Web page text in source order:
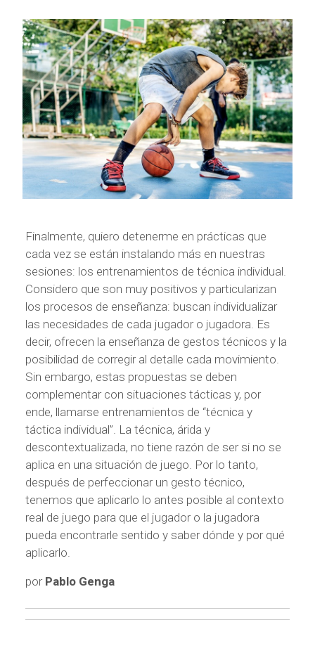
Finalmente, quiero detenerme en prácticas que
cada vez se están instalando más en nuestras
sesiones: los entrenamientos de técnica individual.
Considero que son muy positivos y particularizan
los procesos de enseñanza: buscan individualizar
las necesidades de cada jugador o jugadora. Es
decir, ofrecen la enseñanza de gestos técnicos y la
posibilidad de corregir al detalle cada movimiento.
Sin embargo, estas propuestas se deben
complementar con situaciones tácticas y, por
ende, llamarse entrenamientos de “técnica y
táctica individual”. La técnica, árida y
descontextualizada, no tiene razón de ser si no se
aplica en una situación de juego. Por lo tanto,
después de perfeccionar un gesto técnico,
tenemos que aplicarlo lo antes posible al contexto
real de juego para que el jugador o la jugadora
pueda encontrarle sentido y saber dónde y por qué
aplicarlo.
por Pablo Genga